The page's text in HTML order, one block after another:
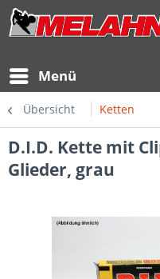
Menü
Übersicht Ketten
D.I.D. Kette mit
Glieder, grau